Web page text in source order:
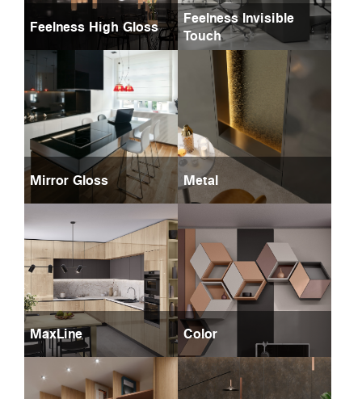
Feelness High Gloss
Feelness Invisible
Touch
Mirror Gloss Metal
MaxLine Color